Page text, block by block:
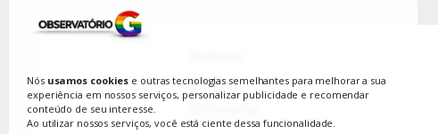
Nós usamos cookies e outras tecnologias semelhantes para melhorar a sua
experiência em nossos serviços, personalizar publicidade e recomendar
conteúdo de seu interesse.
Ao utilizar nossos serviços, você está ciente dessa funcionalidade.
Coluna